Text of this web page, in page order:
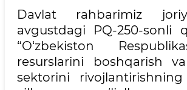
Davlat rahbarimiz
avgustdagi PQ-250-sonli
“O‘zbekiston
resurslarini boshqarish
sektorini rivojlantirishning